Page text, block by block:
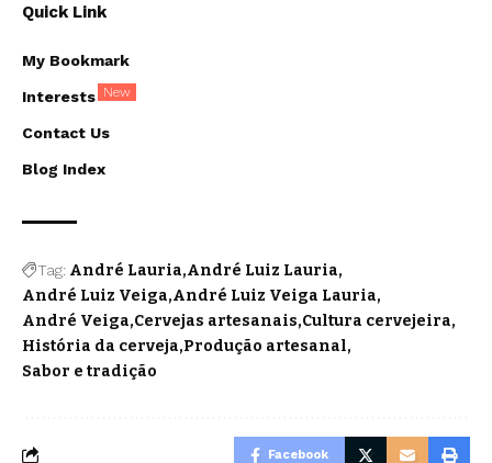
Quick Link
My Bookmark
Interests New
Contact Us
Blog Index
Tag: André Lauria André Luiz Lauria
André Luiz Veiga André Luiz Veiga Lauria
André Veiga Cervejas artesanais Cultura cervejeira
História da cerveja Produção artesanal
Sabor e tradição
Facebook